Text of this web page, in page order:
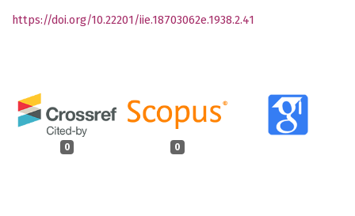
0 0
https://doi.org/10.22201/iie.18703062e.1938.2.41